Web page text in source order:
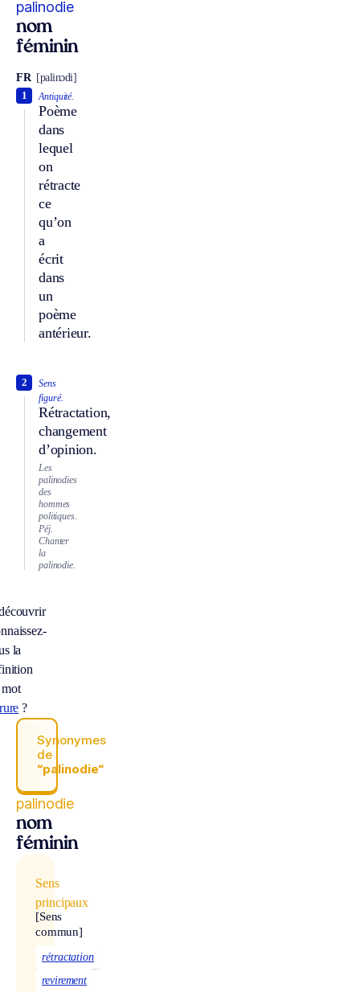
palinodie
nom
féminin
FR [palinɔdi]
Antiquité.
Poème
dans
lequel
on
rétracte
ce
qu’on
a
écrit
dans
un
poème
antérieur.
1
Sens
figuré.
Rétractation,
changement
d’opinion.
2
Les
palinodies
des
hommes
politiques.
Péj.
Chanter
la
palinodie.
la
?
Synonymes
de
“palinodie“
palinodie
nom
féminin
Sens
principaux
[Sens
commun]
rétractation
revirement